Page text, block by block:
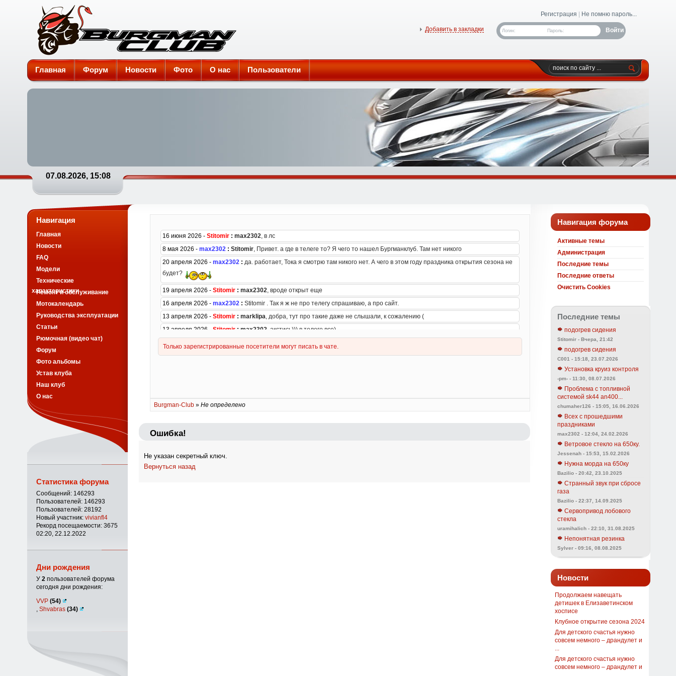
Burgman-Club
Регистрация Не помню пароль...
Логин: Пароль:
Добавить в закладки
Главная Форум Новости Фото О нас Пользователи
07.08.2026, 15:08
Burgman-Club» Не определено
Ошибка!
Не указан секретный ключ.
Вернуться назад
Навигация форума
Активные темы
Администрация
Последние темы
Последние ответы
Очистить Cookies
Последние темы
подогрев сидения
Stitomir - Вчера, 21:42
подогрев сидения
C001 - 15:18, 23.07.2026
Установка круиз контроля
-pm- - 11:30, 08.07.2026
Проблема с топливной
системой sk44 an400...
chumaher126 - 15:05, 16.06.2026
Всех с прошедшими
праздниками
max2302 - 12:04, 24.02.2026
Ветровое стекло на 650ку.
Jessenah - 15:53, 15.02.2026
Нужна морда на 650ку
Bazilio - 20:42, 23.10.2025
Странный звук при сбросе
газа
Bazilio - 22:37, 14.09.2025
Сервопривод лобового
стекла
uramihalich - 22:10, 31.08.2025
Непонятная резинка
Sylver - 09:16, 08.08.2025
Новости
Продолжаем навещать
детишек в Елизаветинском
хосписе
Клубное открытие сезона 2024
Для детского счастья нужно
совсем немного – драндулет и
Для детского счастья нужно
совсем немного – драндулет и
Навигация
Главная
Новости
FAQ
Модели
Технические
характеристики
Ремонт и обслуживание
Мотокалендарь
Руководства эксплуатации
Статьи
Рюмочная (видео чат)
Форум
Фото альбомы
Устав клуба
Наш клуб
О нас
Статистика форума
Сообщений: 146293
Пользователей: 146293
Пользователей: 28192
Новый участник: vivianfl4
Рекорд посещаемости: 3675
02:20, 22.12.2022
Дни рождения
У 2пользователей форума
сегодня дни рождения:
VVP (54)
Shvabras (34)